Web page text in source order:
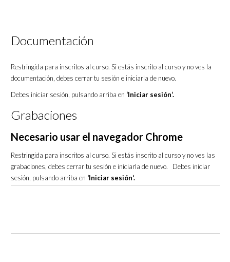
Documentación
Restringida para inscritos al curso. Si estás inscrito al curso y no ves la
documentación, debes cerrar tu sesión e iniciarla de nuevo.
Debes iniciar sesión, pulsando arriba en ‘Iniciar sesión‘.
Grabaciones
Necesario usar el navegador Chrome
Restringida para inscritos al curso. Si estás inscrito al curso y no ves las
grabaciones, debes cerrar tu sesión e iniciarla de nuevo. Debes iniciar
sesión, pulsando arriba en ‘Iniciar sesión‘.